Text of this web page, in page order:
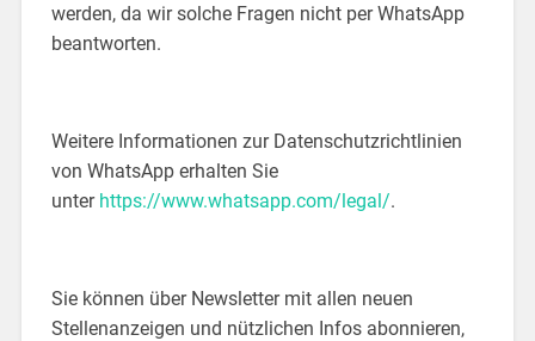
werden, da wir solche Fragen nicht per WhatsApp
beantworten.
Weitere Informationen zur Datenschutzrichtlinien
von WhatsApp erhalten Sie
unter https://www.whatsapp.com/legal/.
Sie können über Newsletter mit allen neuen
Stellenanzeigen und nützlichen Infos abonnieren,